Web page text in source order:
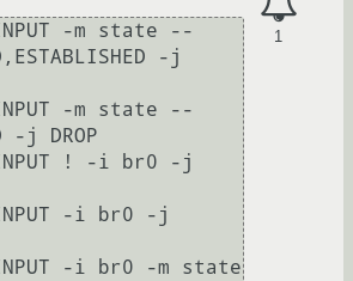
1
-m state --
-j
-m state --
-j DROP
! -i br0 -j
-i br0 -j
-i br0 -m state